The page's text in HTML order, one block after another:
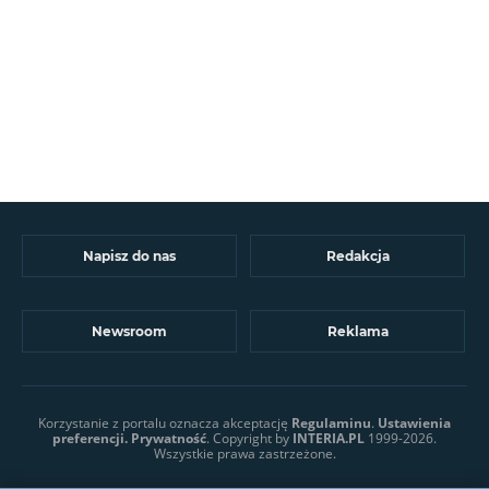
Napisz do nas Redakcja
Newsroom Reklama
Korzystanie z portalu oznacza akceptację Regulaminu. Ustawienia
preferencji. Prywatność. Copyright by INTERIA.PL 1999-2026.
Wszystkie prawa zastrzeżone.